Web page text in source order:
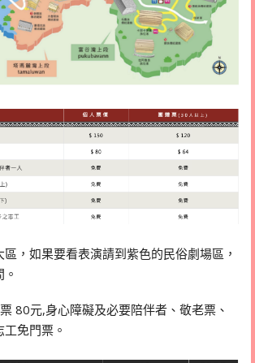
，如果要看表演請到紫色的民俗劇場區，
80元,身心障礙及必要陪伴者、敬老票、
免門票。